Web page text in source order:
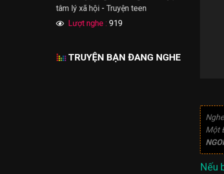
tâm lý xã hội - Truyện teen
Lượt nghe : 919
TRUYỆN BẠN ĐANG NGHE
Một
Nếu